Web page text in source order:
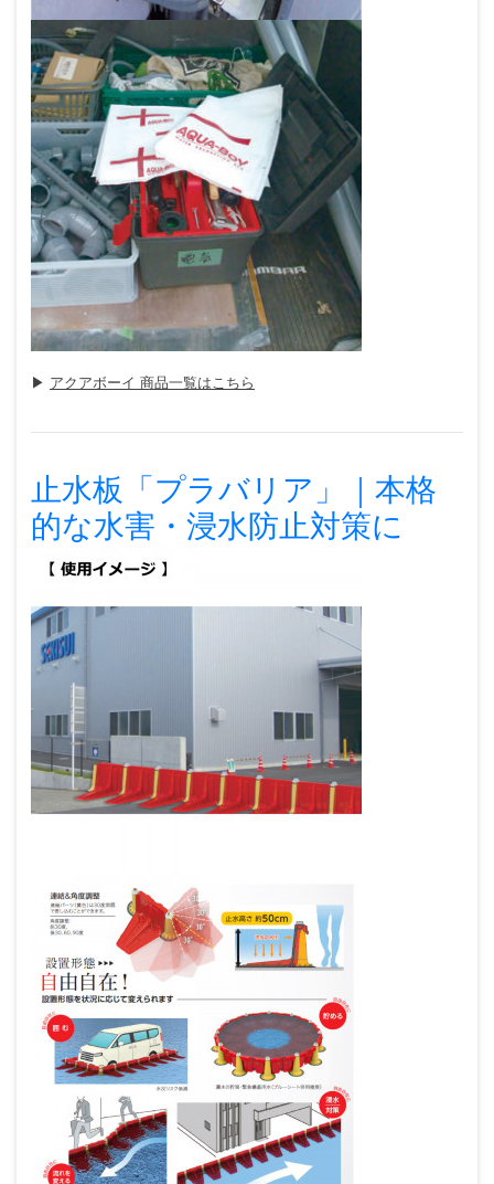
▶ アクアボーイ 商品一覧はこちら
止水板「プラバリア」｜本格
的な水害・浸水防止対策に